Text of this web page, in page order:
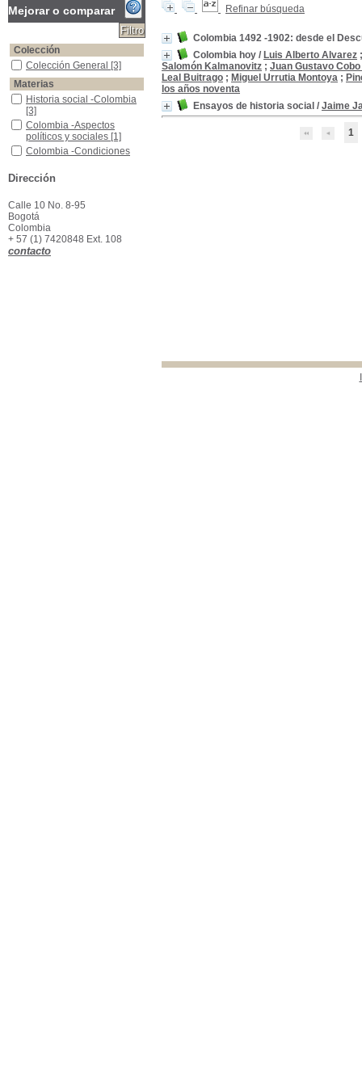
Refinar búsqueda
Colombia 1492 -1902: desde el
Colombia hoy / Luis Alberto Alvarez
Salomón Kalmanovitz ; Juan Gustavo
Leal Buitrago ; Miguel Urrutia Montoya ;
los años noventa
Ensayos de historia social / Jaime
1
Mejorar o comparar
Colección
Colección General
Colección General [3]
Materias
Historia social -Colombia
Historia social -Colombia
[3]
Colombia -Aspectos políticos y sociales
Colombia -Aspectos
políticos y sociales [1]
Colombia -Condiciones Económicas
Colombia -Condiciones
Colombia -Condiciones Sociales
Colombia -Condiciones
Colombia -Historia Descubrimiento y Conquista, 1492 -1761
Colombia -Historia
Descubrimiento y
Conquista, 1492 -1761
Colombia -Historia,1886-1903
Colombia -Historia,1886-
1903
Dirección
Calle 10 No. 8-95
Bogotá
Colombia
+ 57 (1) 7420848 Ext. 108
contacto